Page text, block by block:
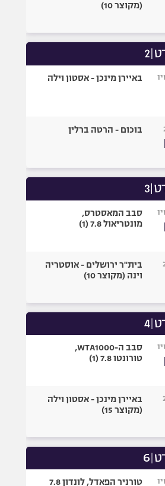
(מקוצר 10)
באיירן מינכן - אסטון וילה
בוכום - הרטה ברלין
סבב המאסטרס,
מונטריאול 7.8 (1)
בית"ר ירושלים - אוסטריה
וינה (מקוצר 10)
סבב ה-WTA1000,
טורונטו 7.8 (1)
באיירן מינכן - אסטון וילה
(מקוצר 15)
טורניר הפאדל, לונדון 7.8